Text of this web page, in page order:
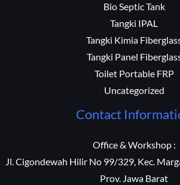
Bio Septic Tank
Tangki IPAL
Tangki Kimia
Tangki Panel
Toilet Portable FRP
Uncategorized
Contact
Office & Workshop :
Jl. Cigondewah Hilir No 99/329, Kec.
Prov. Jawa Barat